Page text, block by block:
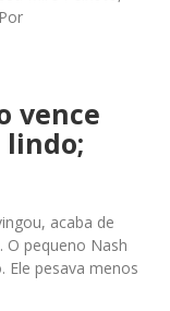
vence
lindo;
acaba de
O pequeno Nash
Ele pesava menos